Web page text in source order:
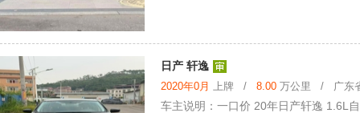
日产 轩逸
2020年0月 上牌 / 8.00 万公里 / 广东省
车主说明：一口价 20年日产轩逸 1.6L